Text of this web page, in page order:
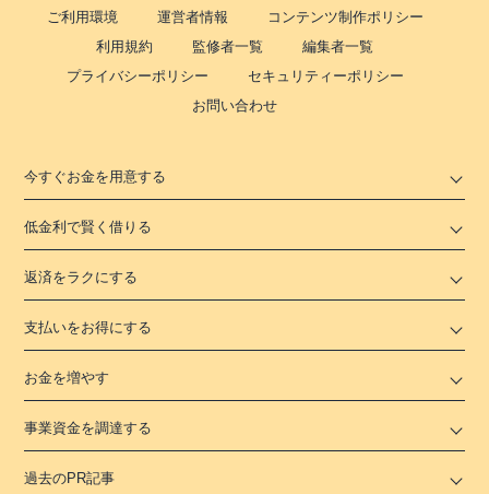
ご利用環境 運営者情報
コンテンツ制作ポリシー
利用規約
監修者一覧
編集者一覧
プライバシーポリシー
セキュリティーポリシー
お問い合わせ
今すぐお金を用意する
低金利で賢く借りる
返済をラクにする
支払いをお得にする
お金を増やす
事業資金を調達する
過去のPR記事